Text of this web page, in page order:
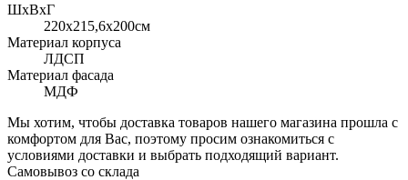
ШхВхГ
220x215,6х200см
Материал корпуса
ЛДСП
Материал фасада
МДФ
Мы хотим, чтобы доставка товаров нашего магазина прошла с
комфортом для Вас, поэтому просим ознакомиться с
условиями доставки и выбрать подходящий вариант.
Самовывоз со склада